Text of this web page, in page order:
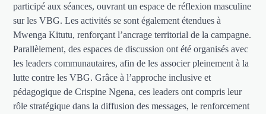
participé aux séances, ouvrant un espace de réflexion masculine
sur les VBG. Les activités se sont également étendues à
Mwenga Kitutu, renforçant l’ancrage territorial de la campagne.
Parallèlement, des espaces de discussion ont été organisés avec
les leaders communautaires, afin de les associer pleinement à la
lutte contre les VBG. Grâce à l’approche inclusive et
pédagogique de Crispine Ngena, ces leaders ont compris leur
rôle stratégique dans la diffusion des messages, le renforcement